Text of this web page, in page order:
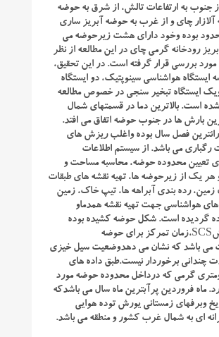
از جنوب به ارتفاعات تالش، از شرق به حوضه
آلازار چای و از غرب به حوضه آبریز ساری
بوده وخود دارای هشت زیرحوضه می
رودخانه گرمی چای در این مطالعه از نظر
مورد بررسی قرار گرفته است. در این تحقیق،
ایستگاه هواشناسی سینوپتیک، دو ایستگاه
ایستگاه تبخیر سنجی در خصوص مطالعه
شده است. بالاترین دما در قسمتهای شمال
بارش ها در جنوب حوضه اتفاق می افتد.
فصل سال بوده واغلب ریزش های
می باشد. از سیستم اطلاعات
تعیین محدوده حوضه، محاسبه مساحت و
یک از زیرحوضه ها، تهیه نقشه های طبقات
زمین، رده بندی آبراهه ها، تیپ خاک، زمین
هواشناسی جهت تهیه نقشه همدماو
گردیده است. شکل حوضه کشیده بوده
وبراساس روشSCS،زمان تمرکز برای حوضه
می باشد که نشان می دهدوضعیت سیل خیزی
چندانی برخوردار نیست.طبق داده های
گرمی که درداخل محدوده حوضه مورد
ماه فروردین پرآبترین ماه سال می باشدکه
وبرفهای زمستانی یورش توده هوایی
ای به شمال غرب کشور و منطقه می باشد.